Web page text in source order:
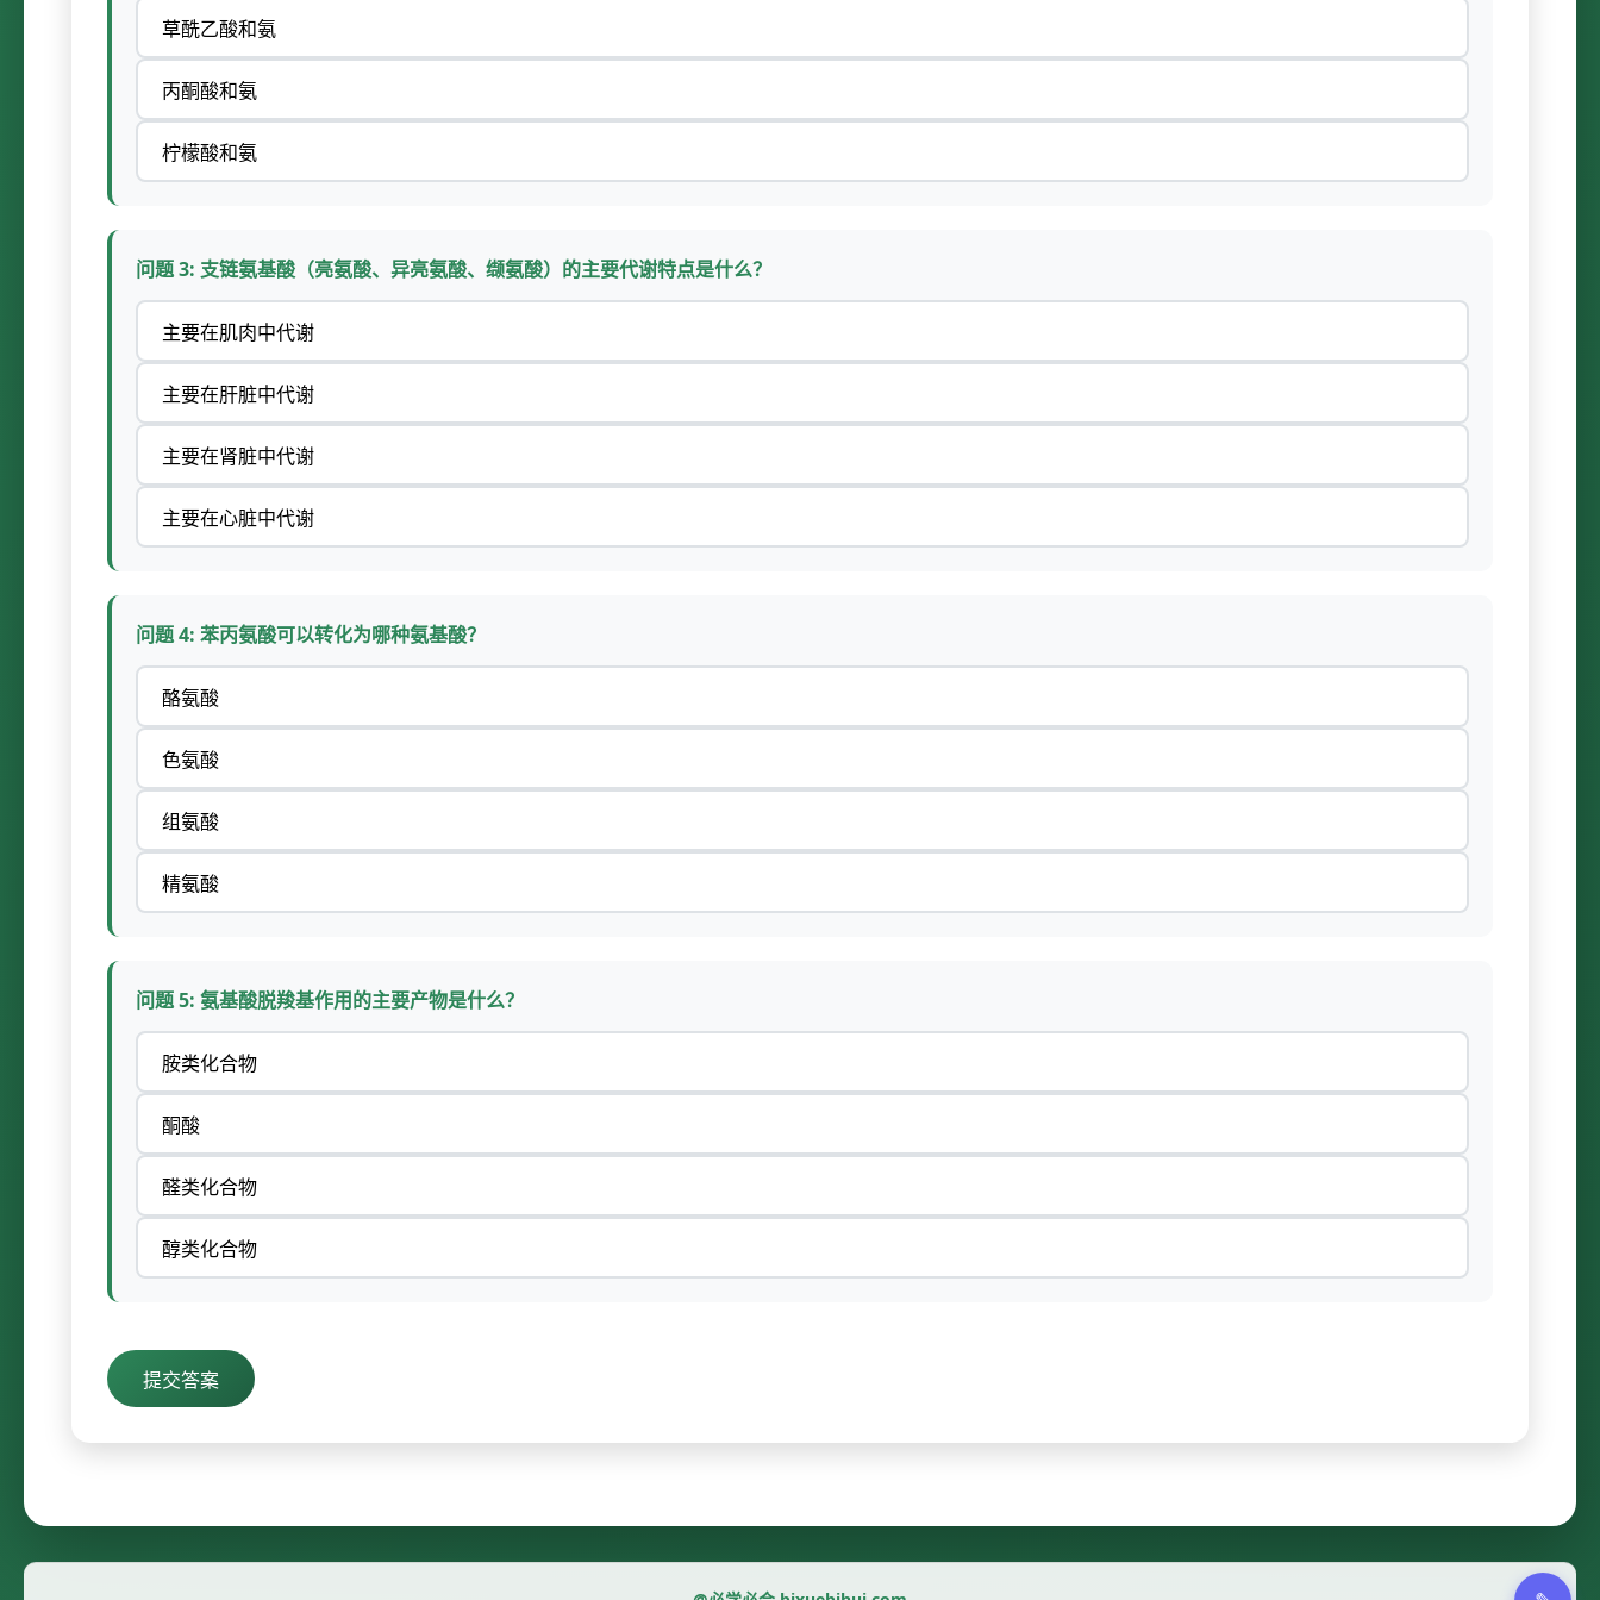
草酰乙酸和氨
丙酮酸和氨
柠檬酸和氨
问题 3: 支链氨基酸（亮氨酸、异亮氨酸、缬氨酸）的主要代谢特点是什么？
主要在肌肉中代谢
主要在肝脏中代谢
主要在肾脏中代谢
主要在心脏中代谢
问题 4: 苯丙氨酸可以转化为哪种氨基酸？
酪氨酸
色氨酸
组氨酸
精氨酸
问题 5: 氨基酸脱羧基作用的主要产物是什么？
胺类化合物
酮酸
醛类化合物
醇类化合物
提交答案